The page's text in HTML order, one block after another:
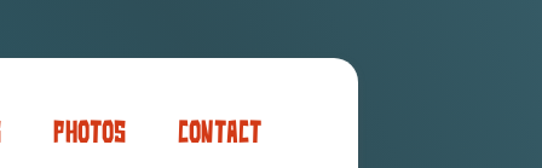
Photos Contact